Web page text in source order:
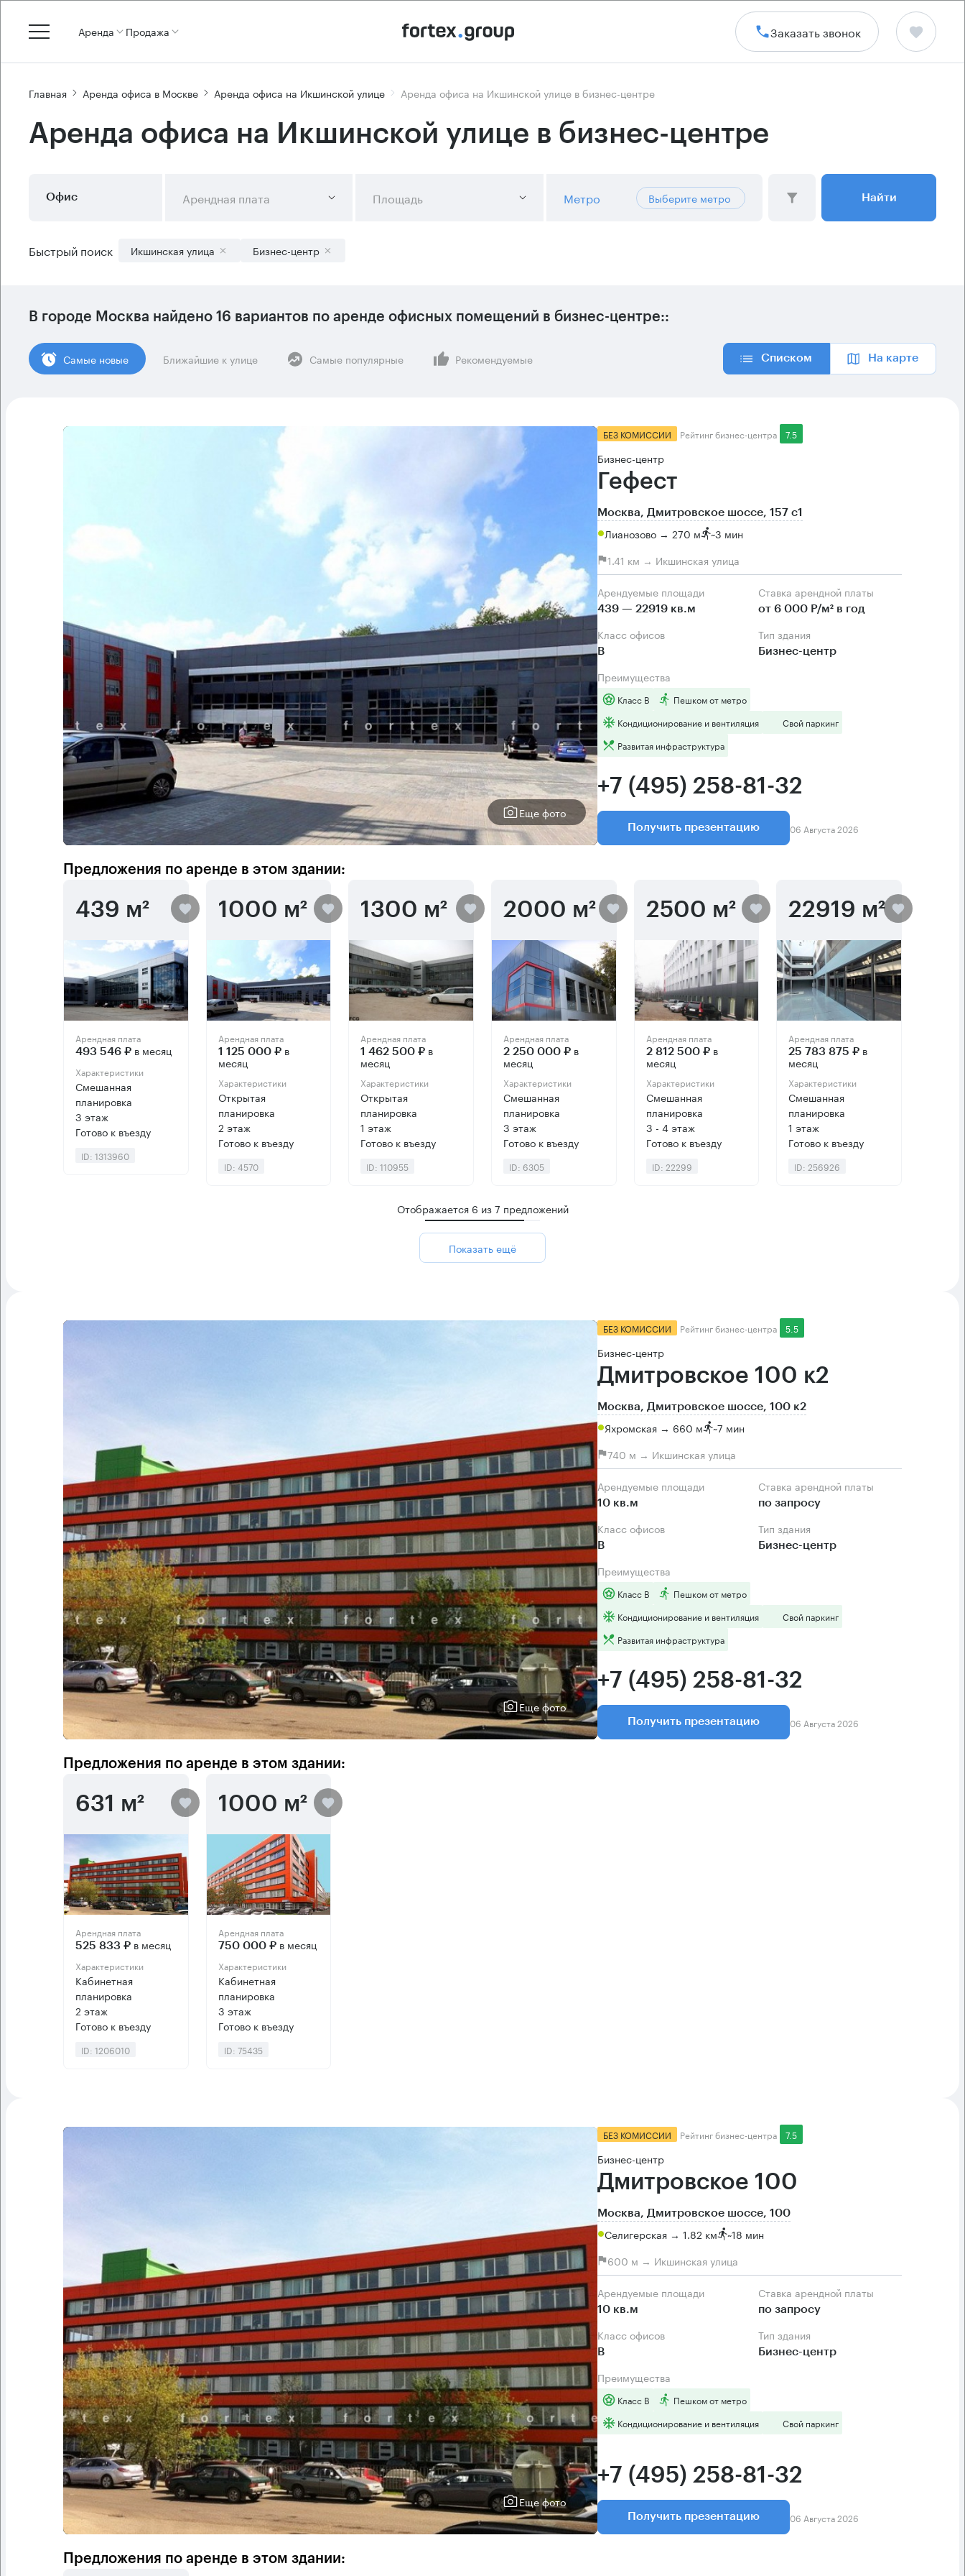
Аренда Продажа Заказать звонок
Главная Аренда офиса в Москве Аренда офиса на Икшинской улице Аренда офиса на Икшинской улице в бизнес-центре
Аренда офиса на Икшинской улице в бизнес-центре
Офис Арендная плата Площадь Метро Выберите метро Найти
Быстрый поиск Икшинская улица Бизнес-центр
В городе Москва найдено 16 вариантов по аренде офисных помещений в бизнес-центре::
Cамые новые Ближайшие к улице Самые популярные Рекомендуемые Списком На карте
Еще фото
БЕЗ КОМИССИИ Рейтинг бизнес-центра 7.5
Бизнес-центр
Гефест
Москва, Дмитровское шоссе, 157 с1
Лианозово → 270 м ~3 мин
1.41 км → Икшинская улица
Арендуемые площади
439 — 22919 кв.м
Ставка арендной платы
от 6 000 Р/м² в год
Класс офисов
B
Тип здания
Бизнес-центр
Преимущества
Класс B
Пешком от метро
Кондиционирование и вентиляция
Свой паркинг
Развитая инфраструктура
+7 (495) 258-81-32
Получить презентацию 06 Августа 2026
Предложения по аренде в этом здании:
439 м²
Арендная плата
493 546 ₽ в месяц
Характеристики
Смешанная
планировка
3 этаж
Готово к въезду
ID: 1313960
1000 м²
Арендная плата
1 125 000 ₽в
месяц
Характеристики
Открытая
планировка
2 этаж
Готово к въезду
ID: 4570
1300 м²
Арендная плата
1 462 500 ₽ в
месяц
Характеристики
Открытая
планировка
1 этаж
Готово к въезду
ID: 110955
2000 м²
Арендная плата
2 250 000 ₽в
месяц
Характеристики
Смешанная
планировка
3 этаж
Готово к въезду
ID: 6305
2500 м²
Арендная плата
2 812 500 ₽в
месяц
Характеристики
Смешанная
планировка
3 - 4 этаж
Готово к въезду
ID: 22299
22919 м²
Арендная плата
25 783 875 ₽ в
месяц
Характеристики
Смешанная
планировка
1 этаж
Готово к въезду
ID: 256926
Отображается 6 из7 предложений
Показать ещё
Еще фото
БЕЗ КОМИССИИ Рейтинг бизнес-центра 5.5
Бизнес-центр
Дмитровское 100 к2
Москва, Дмитровское шоссе, 100 к2
Яхромская → 660 м ~7 мин
740 м → Икшинская улица
Арендуемые площади
10 кв.м
Ставка арендной платы
по запросу
Класс офисов
B
Тип здания
Бизнес-центр
Преимущества
Класс B
Пешком от метро
Кондиционирование и вентиляция
Свой паркинг
Развитая инфраструктура
+7 (495) 258-81-32
Получить презентацию 06 Августа 2026
Предложения по аренде в этом здании:
631 м²
Арендная плата
525 833 ₽ в месяц
Характеристики
Кабинетная
планировка
2 этаж
Готово к въезду
ID: 1206010
1000 м²
Арендная плата
750 000 ₽в месяц
Характеристики
Кабинетная
планировка
3 этаж
Готово к въезду
ID: 75435
Еще фото
БЕЗ КОМИССИИ Рейтинг бизнес-центра 7.5
Бизнес-центр
Дмитровское 100
Москва, Дмитровское шоссе, 100
Селигерская → 1.82 км ~18 мин
600 м → Икшинская улица
Арендуемые площади
10 кв.м
Ставка арендной платы
по запросу
Класс офисов
B
Тип здания
Бизнес-центр
Преимущества
Класс B
Пешком от метро
Кондиционирование и вентиляция
Свой паркинг
+7 (495) 258-81-32
Получить презентацию 06 Августа 2026
Предложения по аренде в этом здании: